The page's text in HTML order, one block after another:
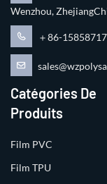
Wenzhou,
＋86-
Catégories De
Produits
Film PVC
Film TPU